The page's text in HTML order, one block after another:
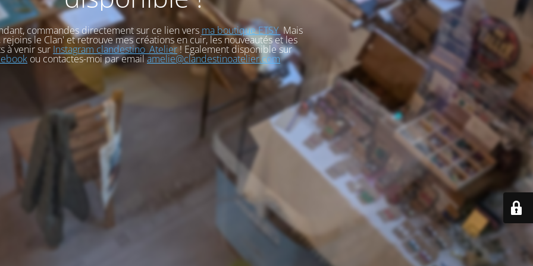
commandes directement sur ce lien vers ma boutique ETSY Mais
rejoins le Clan' et retrouve mes créations en cuir, les nouveautés et les
à venir sur Instagram clandestino_Atelier! Egalement disponible sur
ou contactes-moi par emailamelie@clandestinoatelier.com